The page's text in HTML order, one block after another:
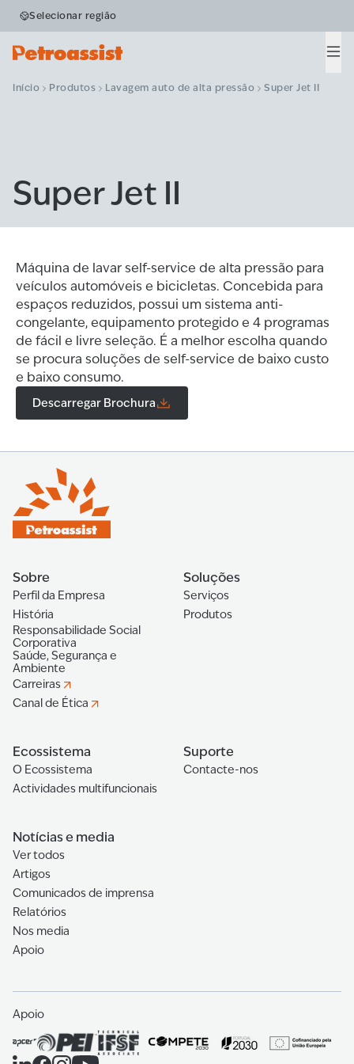
Selecionar região
Início Produtos Lavagem auto de alta pressão Super Jet II
Super Jet II
Máquina de lavar self-service de alta pressão para
veículos automóveis e bicicletas. Concebida para
espaços reduzidos, possui um sistema anti-
congelante, equipamento protegido e 4 programas
de fácil e livre seleção. É a melhor escolha quando
se procura soluções de self-service de baixo custo
e baixo consumo.
Descarregar Brochura
Sobre
Perfil da Empresa
História
Responsabilidade Social
Corporativa
Saúde, Segurança e
Ambiente
Carreiras
Canal de Ética
Soluções
Serviços
Produtos
Ecossistema
O Ecossistema
Actividades multifuncionais
Suporte
Contacte-nos
Notícias e media
Ver todos
Artigos
Comunicados de imprensa
Relatórios
Nos media
Apoio
Apoio